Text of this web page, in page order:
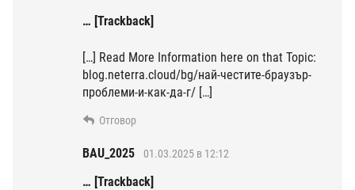
… [Trackback]
[…] Read More Information here on that Topic:
blog.neterra.cloud/bg/най-честите-браузър-
проблеми-и-как-да-г/ […]
Отговор
BAU_2025 01.03.2025 в 12:12
… [Trackback]